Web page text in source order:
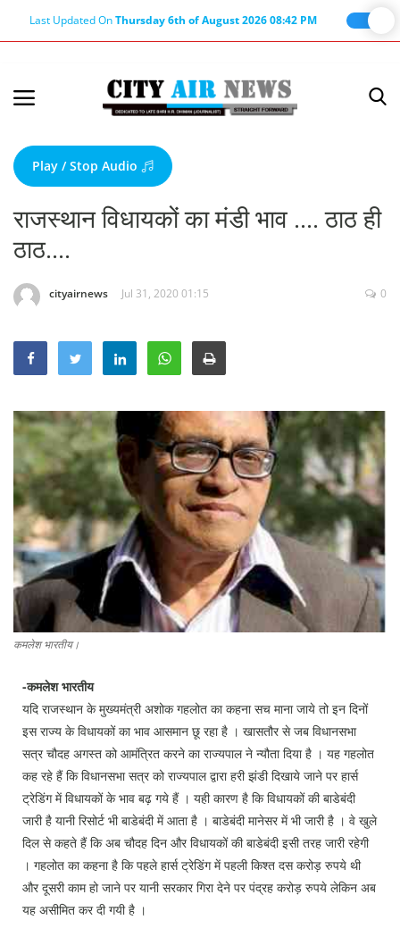
Last Updated OnThursday 6th of August 2026 08:42 PM
Terms & Conditions
About Us
About Editor
Nation
Privacy Policy
Haryana-Himachal
Education
Sports
Lifestyle
Entertainment
Opinion
World
Hindi News
Hindi Literature
Literature
Punjabi News
Technology
Press Releases
Chandigarh
Play / Stop Audio
राजस्थान विधायकों का मंडी भाव .... ठाठ ही
ठाठ....
cityairnews Jul 31, 2020 01:15 0
कमलेश भारतीय।
-कमलेश भारतीय
यदि राजस्थान के मुख्यमंत्री अशोक गहलोत का कहना सच माना जाये तो इन दिनों
इस राज्य के विधायकों का भाव आसमान छू रहा है । खासतौर से जब विधानसभा
सत्र चौदह अगस्त को आमंत्रित करने का राज्यपाल ने न्यौता दिया है । यह गहलोत
कह रहे हैं कि विधानसभा सत्र को राज्यपाल द्वारा हरी झंडी दिखाये जाने पर हार्स
ट्रेडिंग में विधायकों के भाव बढ़ गये हैं । यही कारण है कि विधायकों की बाडेबंदी
जारी है यानी रिसोर्ट भी बाडेबंदी में आता है । बाडेबंदी मानेसर में भी जारी है । वे खुले
दिल से कहते हैं कि अब चौदह दिन और विधायकों की बाडेबंदी इसी तरह जारी रहेगी
। गहलोत का कहना है कि पहले हार्स ट्रेडिंग में पहली किश्त दस करोड़ रुपये थी
और दूसरी काम हो जाने पर यानी सरकार गिरा देने पर पंद्रह करोड़ रुपये लेकिन अब
यह असीमित कर दी गयी है ।